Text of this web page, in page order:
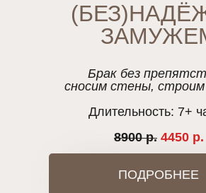
ПОДРОБНЕЕ
Брак без
сносим стены,
Длительность: 7+
8900 р. 4450 р.